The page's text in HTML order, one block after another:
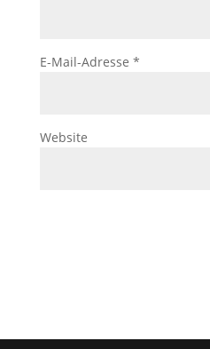
E-Mail-Adresse *
Website